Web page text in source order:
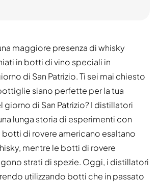
maggiore presenza di whisky
in botti di vino speciali in
di San Patrizio. Ti sei mai chiesto
siano perfette per la tua
di San Patrizio? I distillatori
lunga storia di esperimenti con
di rovere americano esaltano
mentre le botti di rovere
strati di spezie. Oggi, i distillatori
utilizzando botti che in passato